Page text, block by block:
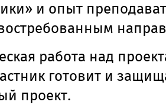
и опыт
работа над
готовит и
проект.